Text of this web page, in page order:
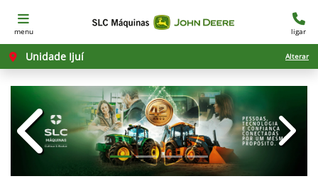
menu ligar
Unidade Ijuí Alterar
templates.template-